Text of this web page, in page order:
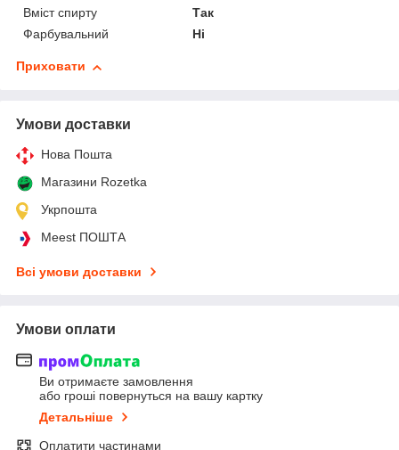
Вміст спирту
Так
Фарбувальний
Ні
Приховати
Умови доставки
Нова Пошта
Магазини Rozetka
Укрпошта
Meest ПОШТА
Всі умови доставки
Умови оплати
Ви отримаєте замовлення
або гроші повернуться на вашу картку
Детальніше
Оплатити частинами